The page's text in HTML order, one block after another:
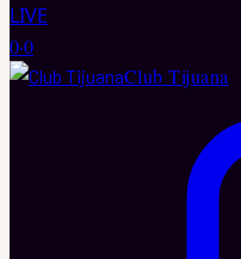
LIVE
0·0
Club Tijuana